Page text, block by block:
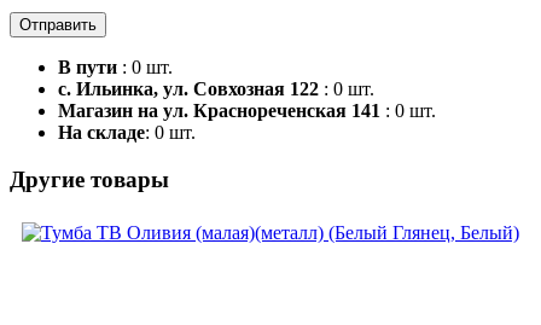
В пути : 0 шт.
с. Ильинка, ул. Совхозная 122 : 0 шт.
Магазин на ул. Краснореченская 141 : 0 шт.
На складе: 0 шт.
Другие товары